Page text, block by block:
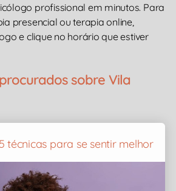
profissional em minutos. Para
presencial ou terapia online,
e clique no horário que estiver
sobre Vila
técnicas para se sentir melhor